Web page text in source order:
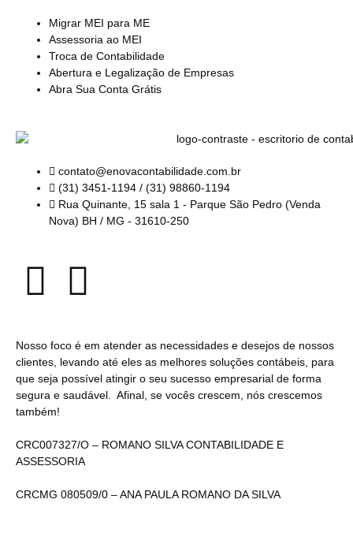
Migrar MEI para ME
Assessoria ao MEI
Troca de Contabilidade
Abertura e Legalização de Empresas
Abra Sua Conta Grátis
contato@enovacontabilidade.com.br
(31) 3451-1194 / (31) 98860-1194
Rua Quinante, 15 sala 1 - Parque São Pedro (Venda
Nova) BH / MG - 31610-250
Nosso foco é em atender as necessidades e desejos de nossos
clientes, levando até eles as melhores soluções contábeis, para
que seja possível atingir o seu sucesso empresarial de forma
segura e saudável. Afinal, se vocês crescem, nós crescemos
também!
CRC007327/O – ROMANO SILVA CONTABILIDADE E
ASSESSORIA
CRCMG 080509/0 – ANA PAULA ROMANO DA SILVA